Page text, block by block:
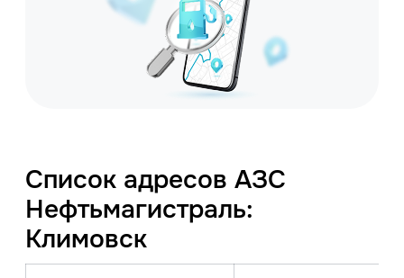
Список адресов АЗС
Нефтьмагистраль:
Климовск